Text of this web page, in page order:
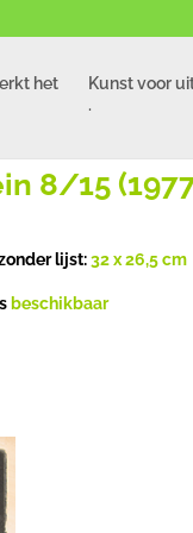
het
Kunst voor
.
8/15
lijst: 32 x 26,5cm
beschikbaar